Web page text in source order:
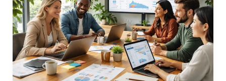
gestion
de
projet,
qu’est-
ce
que